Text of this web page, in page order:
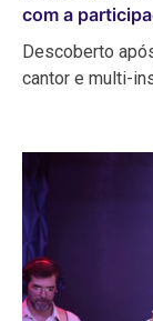
com a
Descoberto
cantor e multi-